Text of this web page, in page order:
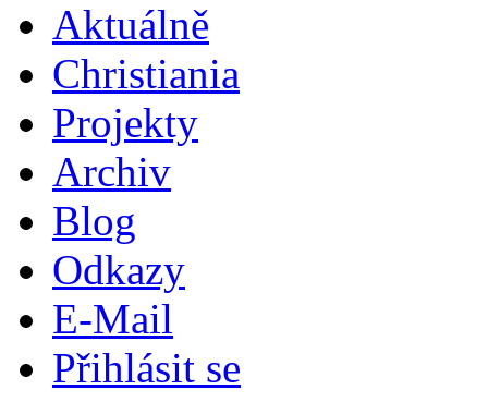
Aktuálně
Christiania
Projekty
Archiv
Blog
Odkazy
E-Mail
Přihlásit se